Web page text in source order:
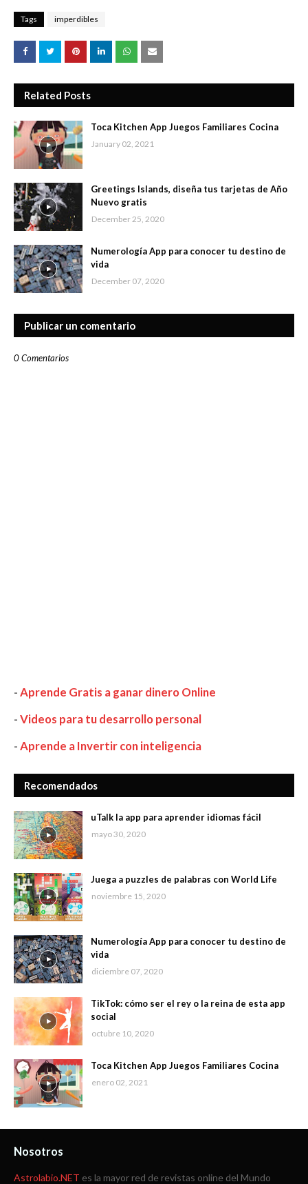
Tags imperdibles
Related Posts
Toca Kitchen App Juegos Familiares Cocina
January 02, 2021
Greetings Islands, diseña tus tarjetas de Año
Nuevo gratis
December 25, 2020
Numerología App para conocer tu destino de
vida
December 07, 2020
Publicar un comentario
0 Comentarios
-Aprende Gratis a ganar dinero Online
-Videos para tu desarrollo personal
-Aprende a Invertir con inteligencia
Recomendados
uTalk la app para aprender idiomas fácil
mayo 30, 2020
Juega a puzzles de palabras con World Life
noviembre 15, 2020
Numerología App para conocer tu destino de
vida
diciembre 07, 2020
TikTok: cómo ser el rey o la reina de esta app
social
octubre 10, 2020
Toca Kitchen App Juegos Familiares Cocina
enero 02, 2021
Nosotros
Astrolabio.NET es la mayor red de revistas online del Mundo